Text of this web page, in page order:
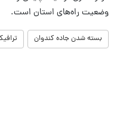
وضعیت راه‌های استان است.
بسته شدن جاده کندوان